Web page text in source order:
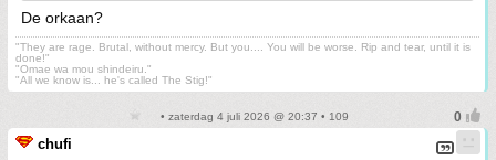
De orkaan?
"They are rage. Brutal, without mercy. But you.... You will be worse. Rip and tear, until it is
done!"
"Omae wa mou shindeiru."
"All we know is... he's called The Stig!"
• zaterdag 4 juli 2026 @ 20:37 • 109
chufi